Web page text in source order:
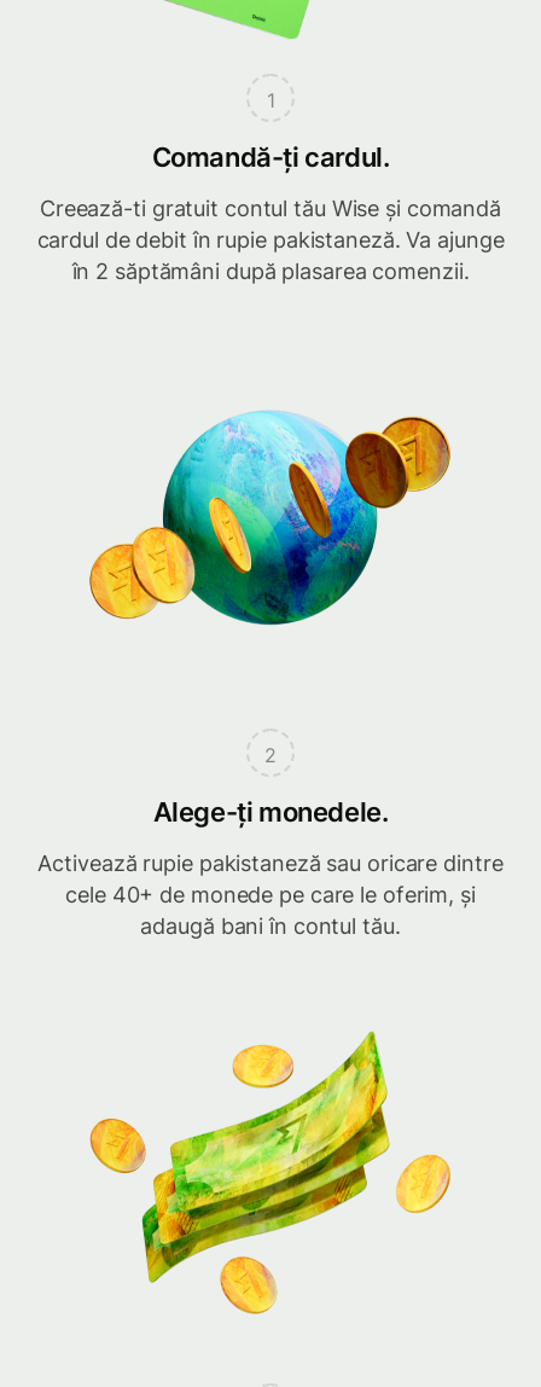
1
Comandă-ți cardul.
Creează-ti gratuit contul tău Wise și comandă
cardul de debit în rupie pakistaneză. Va ajunge
în 2 săptămâni după plasarea comenzii.
2
Alege-ți monedele.
Activează rupie pakistaneză sau oricare dintre
cele 40+ de monede pe care le oferim, și
adaugă bani în contul tău.